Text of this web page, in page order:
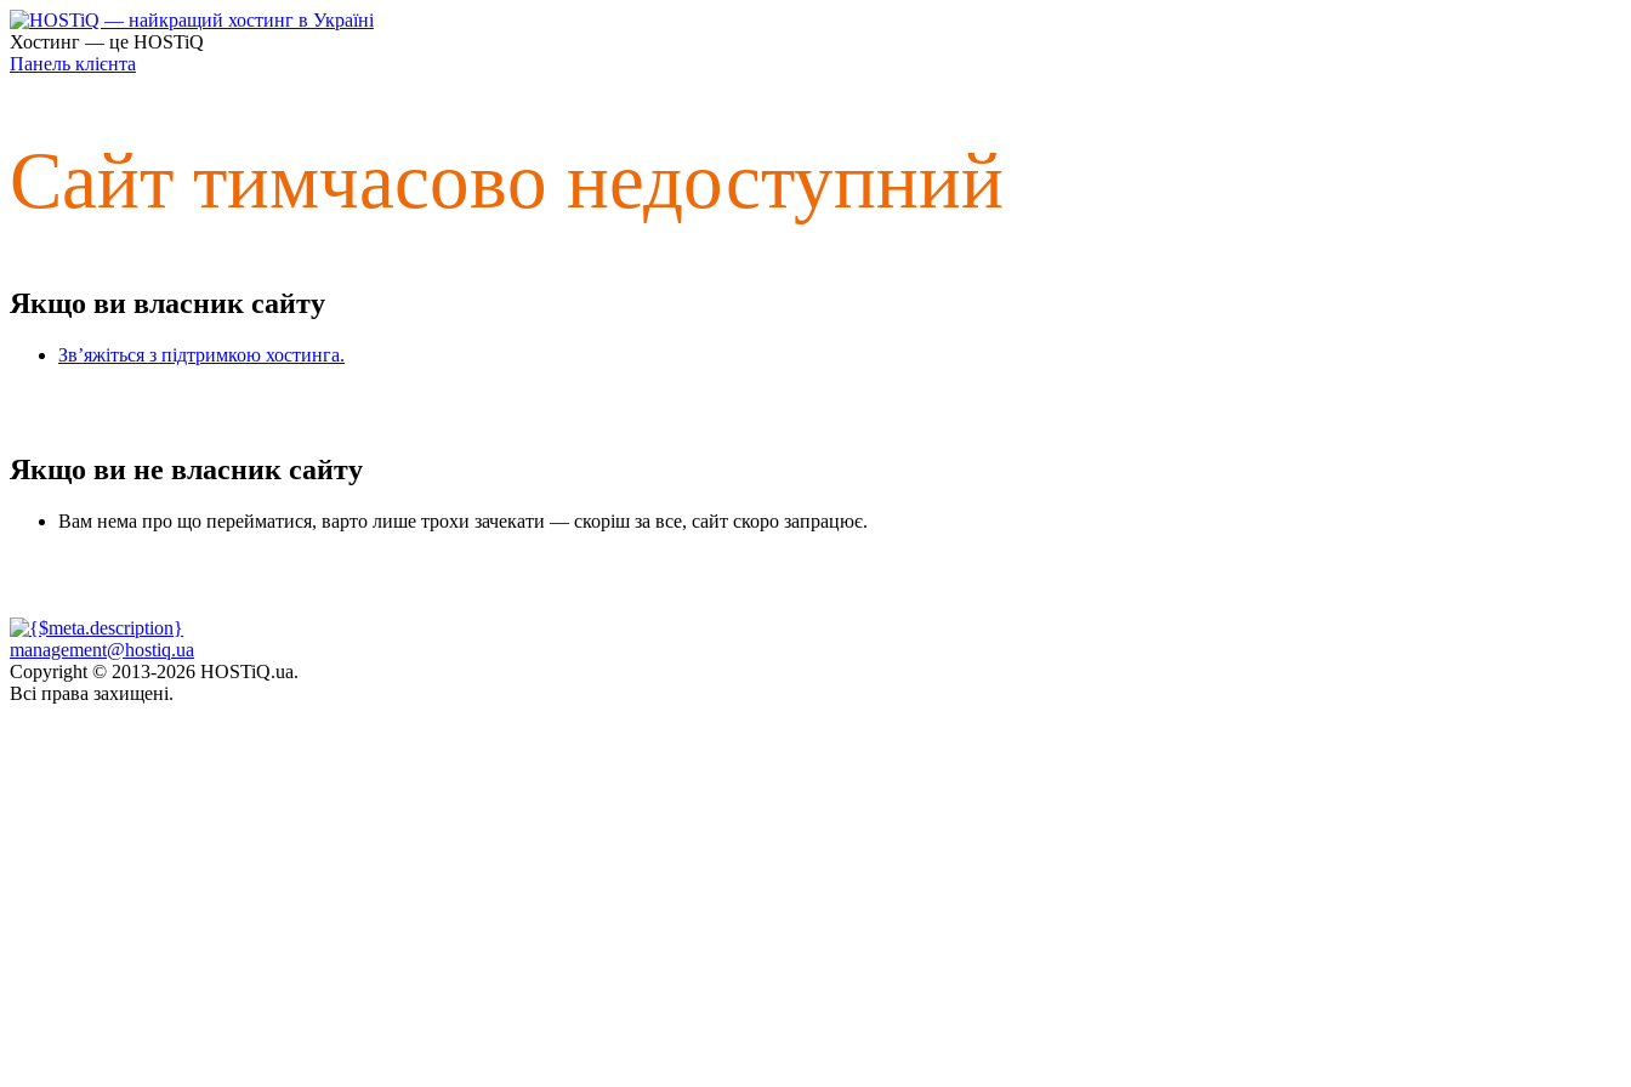
Хостинг — це HOSTiQ
Панель клієнта
Сайт тимчасово недоступний
Якщо ви власник сайту
Зв’яжіться з підтримкою хостинга.
Якщо ви не власник сайту
Вам нема про що перейматися, варто лише трохи зачекати — скоріш за все, сайт скоро запрацює.
management@hostiq.ua
Copyright © 2013-2026 HOSTiQ.ua.
Всі права захищені.